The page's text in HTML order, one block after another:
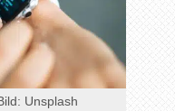
Unsplash